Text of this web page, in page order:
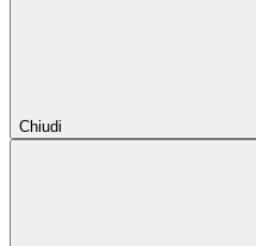
Chiudi